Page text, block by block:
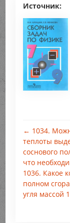
Источник:
← 1034.
теплоты
соснового
что
1036. Какое
полном
угля массой